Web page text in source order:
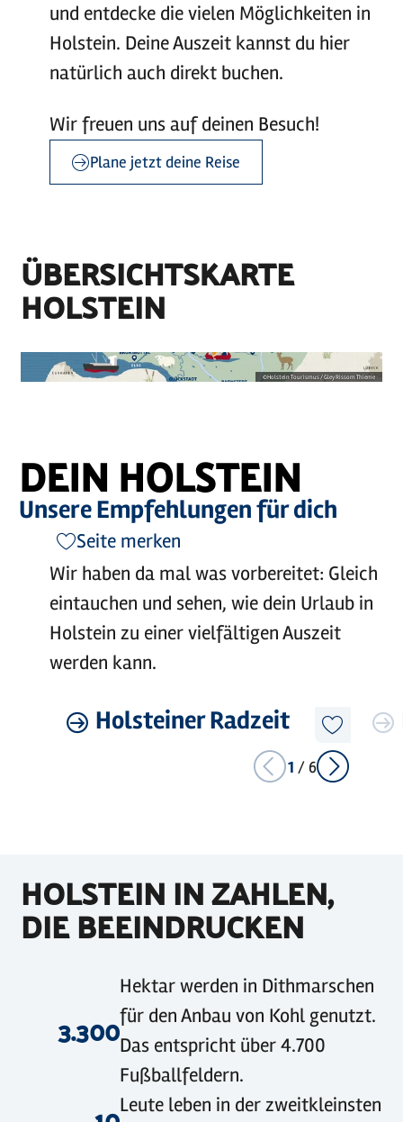
und entdecke die vielen Möglichkeiten in
Holstein. Deine Auszeit kannst du hier
natürlich auch direkt buchen.
Wir freuen uns auf deinen Besuch!
Plane jetzt deine Reise
ÜBERSICHTSKARTE
HOLSTEIN
©Holstein Tourismus / Gley Rissom Thieme
DEIN HOLSTEIN
Unsere Empfehlungen für dich
Seite merken
Wir haben da mal was vorbereitet: Gleich
eintauchen und sehen, wie dein Urlaub in
Holstein zu einer vielfältigen Auszeit
werden kann.
Diesen
Artikel
merken
Holsteiner Radzeit
Mehr
erfahren
Mehr
1 /6
HOLSTEIN IN ZAHLEN,
DIE BEEINDRUCKEN
3.300
Hektar werden in Dithmarschen
für den Anbau von Kohl genutzt.
Das entspricht über 4.700
Fußballfeldern.
Leute leben in der zweitkleinsten